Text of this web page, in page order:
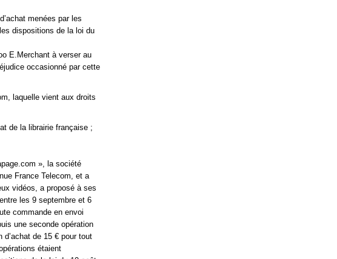
menées par les
dispositions de la loi du
E.Merchant à verser au
occasionné par cette
laquelle vient aux droits
de la librairie française ;
», la société
France Telecom, et a
vidéos, a proposé à ses
les 9 septembre et 6
commande en envoi
une seconde opération
de 15 € pour tout
étaient